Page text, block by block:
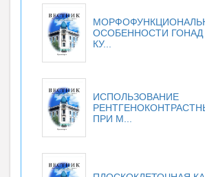
ОСОБЕННОСТИ
КУ...
ИСПОЛЬЗОВАНИЕ
ПРИ М...